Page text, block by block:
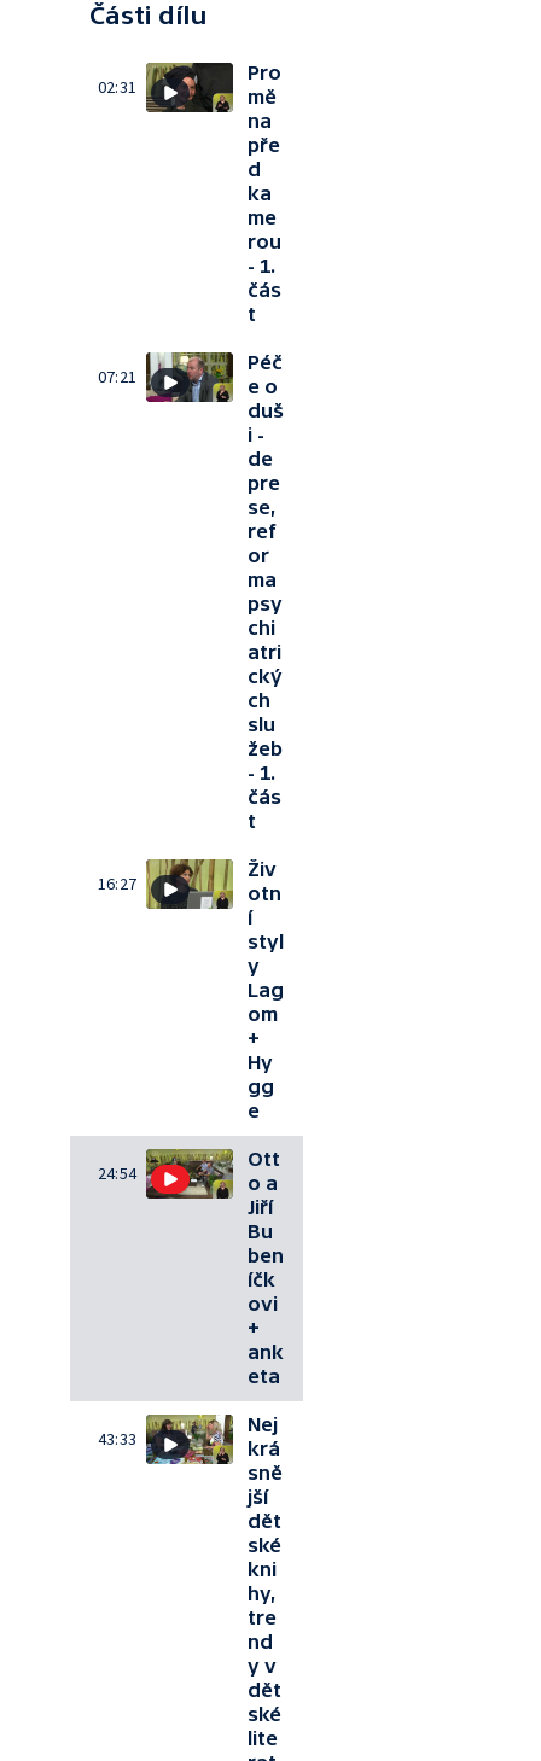
Části dílu
02:31
Pro
mě
na
pře
d
ka
me
rou
- 1.
čás
t
07:21
Péč
e o
duš
i -
de
pre
se,
ref
or
ma
psy
chi
atri
cký
ch
slu
žeb
- 1.
čás
t
16:27
Živ
otn
í
styl
y
Lag
om
+
Hy
gg
e
24:54
Ott
o a
Jiří
Bu
ben
íčk
ovi
+
ank
eta
43:33
Nej
krá
sně
jší
dět
ské
kni
hy,
tre
nd
y v
dět
ské
lite